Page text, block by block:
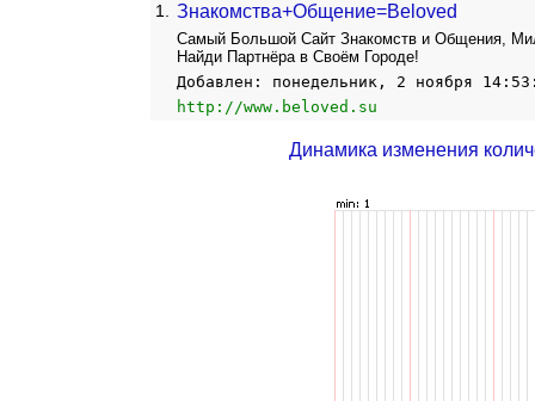
1. Знакомства+Общение=Beloved
Самый Большой Сайт Знакомств и Общения,
Найди Партнёра в Своём Городе!
Добавлен: понедельник, 2 ноября
http://www.beloved.su
Динамика изменения